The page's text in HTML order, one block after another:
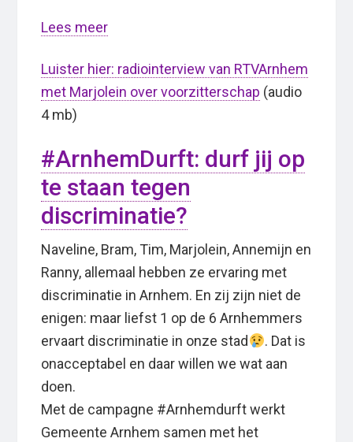
Lees meer
Luister hier: radiointerview van RTVArnhem
met Marjolein over voorzitterschap (audio
4 mb)
#ArnhemDurft: durf jij op
te staan tegen
discriminatie?
Naveline, Bram, Tim, Marjolein, Annemijn en
Ranny, allemaal hebben ze ervaring met
discriminatie in Arnhem. En zij zijn niet de
enigen: maar liefst 1 op de 6 Arnhemmers
ervaart discriminatie in onze stad
. Dat is
onacceptabel en daar willen we wat aan
doen.
Met de campagne #Arnhemdurft werkt
Gemeente Arnhem samen met het